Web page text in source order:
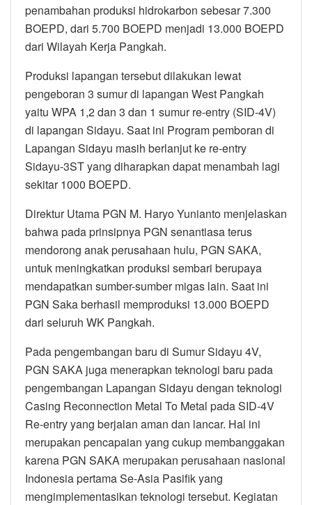
penambahan produksi hidrokarbon sebesar 7.300
BOEPD, dari 5.700 BOEPD menjadi 13.000 BOEPD
dari Wilayah Kerja Pangkah.
Produksi lapangan tersebut dilakukan lewat
pengeboran 3 sumur di lapangan West Pangkah
yaitu WPA 1,2 dan 3 dan 1 sumur re-entry (SID-4V)
di lapangan Sidayu. Saat ini Program pemboran di
Lapangan Sidayu masih berlanjut ke re-entry
Sidayu-3ST yang diharapkan dapat menambah lagi
sekitar 1000 BOEPD.
Direktur Utama PGN M. Haryo Yunianto menjelaskan
bahwa pada prinsipnya PGN senantiasa terus
mendorong anak perusahaan hulu, PGN SAKA,
untuk meningkatkan produksi sembari berupaya
mendapatkan sumber-sumber migas lain. Saat ini
PGN Saka berhasil memproduksi 13.000 BOEPD
dari seluruh WK Pangkah.
Pada pengembangan baru di Sumur Sidayu 4V,
PGN SAKA juga menerapkan teknologi baru pada
pengembangan Lapangan Sidayu dengan teknologi
Casing Reconnection Metal To Metal pada SID-4V
Re-entry yang berjalan aman dan lancar. Hal ini
merupakan pencapaian yang cukup membanggakan
karena PGN SAKA merupakan perusahaan nasional
Indonesia pertama Se-Asia Pasifik yang
mengimplementasikan teknologi tersebut. Kegiatan